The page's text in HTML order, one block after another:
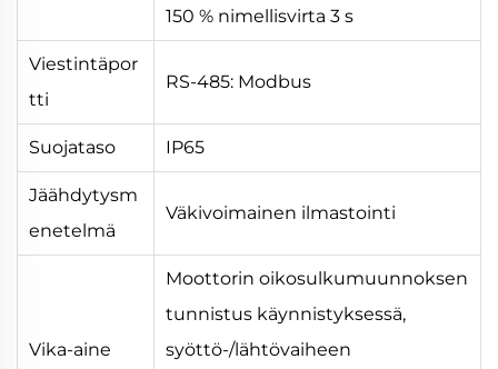
150 % nimellisvirta 3 s
Viestintäpor
tti
RS-485: Modbus
Suojataso IP65
Jäähdytysm
enetelmä
Väkivoimainen ilmastointi
Vika-aine
Moottorin oikosulkumuunnoksen
tunnistus käynnistyksessä,
syöttö-/lähtövaiheen